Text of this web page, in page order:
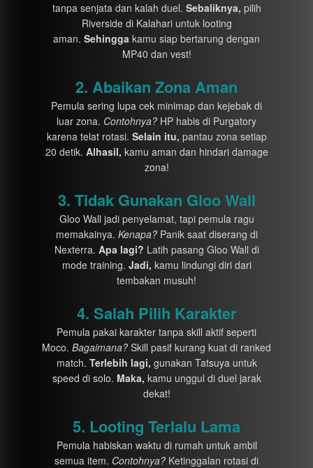
tanpa senjata dan kalah duel. Sebaliknya, pilih
Riverside di Kalahari untuk looting
aman. Sehingga kamu siap bertarung dengan
MP40 dan vest!
2. Abaikan Zona Aman
Pemula sering lupa cek minimap dan kejebak di
luar zona. Contohnya? HP habis di Purgatory
karena telat rotasi. Selain itu, pantau zona setiap
20 detik. Alhasil, kamu aman dan hindari damage
zona!
3. Tidak Gunakan Gloo Wall
Gloo Wall jadi penyelamat, tapi pemula ragu
memakainya. Kenapa?Panik saat diserang di
Nexterra. Apa lagi? Latih pasang Gloo Wall di
mode training. Jadi, kamu lindungi diri dari
tembakan musuh!
4. Salah Pilih Karakter
Pemula pakai karakter tanpa skill aktif seperti
Moco. Bagaimana? Skill pasif kurang kuat di ranked
match. Terlebih lagi, gunakan Tatsuya untuk
speed di solo. Maka, kamu unggul di duel jarak
dekat!
5. Looting Terlalu Lama
Pemula habiskan waktu di rumah untuk ambil
semua item. Contohnya? Ketinggalan rotasi di